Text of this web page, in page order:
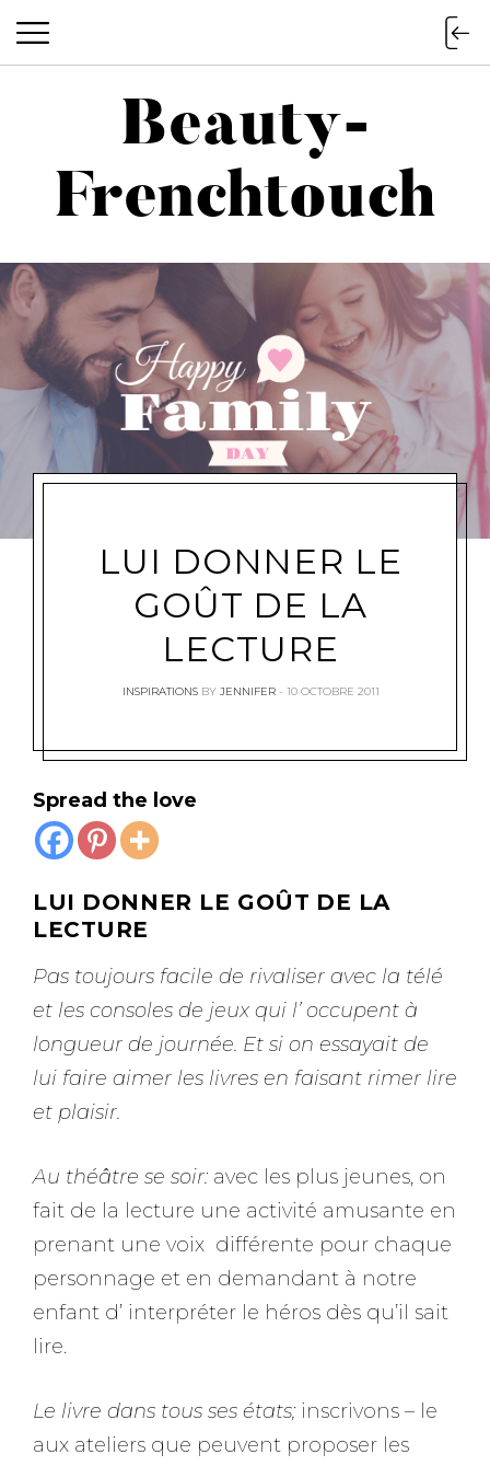
Beauty-Frenchtouch
Beauty-
Frenchtouch
LUI DONNER LE
GOÛT DE LA
LECTURE
INSPIRATIONS BY JENNIFER 10 OCTOBRE 2011
Spread the love
LUI DONNER LE GOÛT DE LA
LECTURE
Pas toujours facile de rivaliser avec la télé
et les consoles de jeux qui l’ occupent à
longueur de journée. Et si on essayait de
lui faire aimer les livres en faisant rimer lire
et plaisir.
Au théâtre se soir: avec les plus jeunes, on
fait de la lecture une activité amusante en
prenant une voix différente pour chaque
personnage et en demandant à notre
enfant d’ interpréter le héros dès qu’il sait
lire.
Le livre dans tous ses états; inscrivons – le
aux ateliers que peuvent proposer les